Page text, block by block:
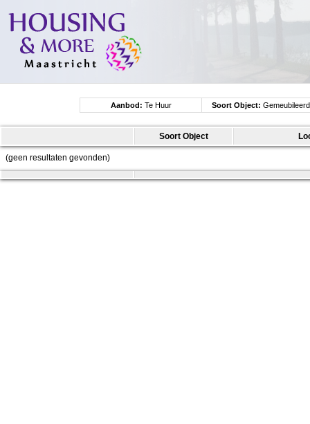
Aanbod: Te Huur Soort Object:
Soort Object
(geen resultaten gevonden)